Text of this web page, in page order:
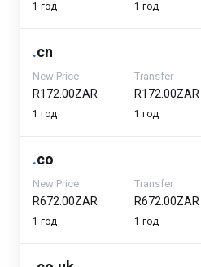
1 год 1 год
.cn
New Price
R172.00ZAR
1 год
Transfer
R172.00ZAR
1 год
.co
New Price
R672.00ZAR
1 год
Transfer
R672.00ZAR
1 год